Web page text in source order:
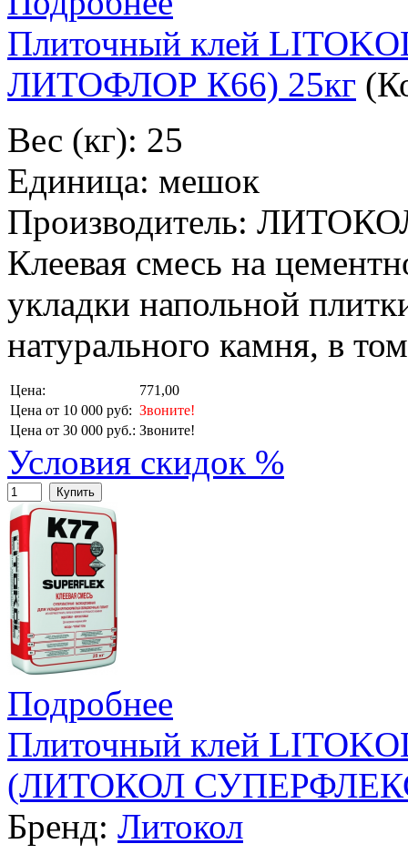
Плиточный клей
ЛИТОФЛОР К66) 25кг
Вес (кг): 25
Единица: мешок
Производитель:
Клеевая смесь на
укладки напольной
натурального камня, в
Цена:
771,00
Цена от 10 000 руб: Звоните!
Цена от 30 000 руб.: Звоните!
Условия скидок %
Купить
Подробнее
Плиточный клей
(ЛИТОКОЛ
Бренд: Литокол